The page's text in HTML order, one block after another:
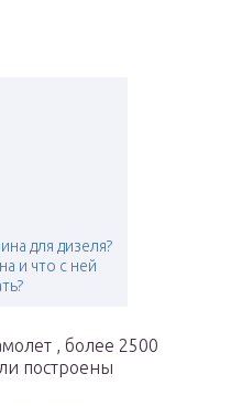
для дизеля?
и что с ней
, более 2500
построены